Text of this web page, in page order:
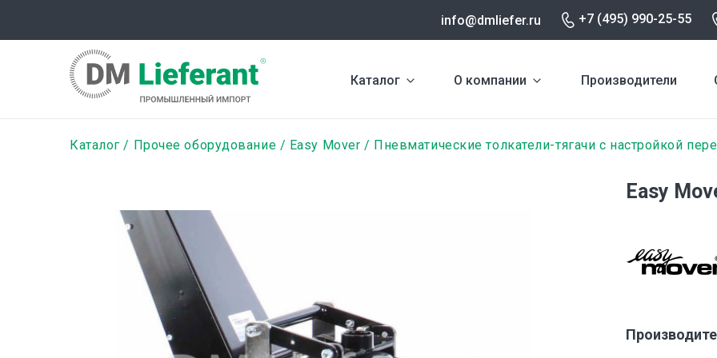
содержанию
info@dmliefer.ru +7 (495) 990-25-55
Каталог О компании Производители
Строка
Каталог Прочее оборудование Easy Mover Пневматические толкатели-тягачи с настройкой
Easy